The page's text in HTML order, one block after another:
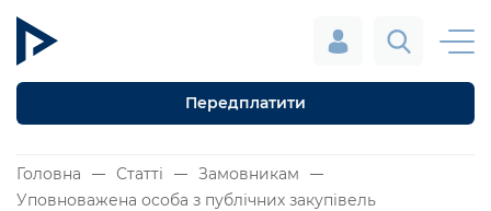
Передплатити
Головна Статті
Замовникам
Уповноважена особа з публічних закупівель